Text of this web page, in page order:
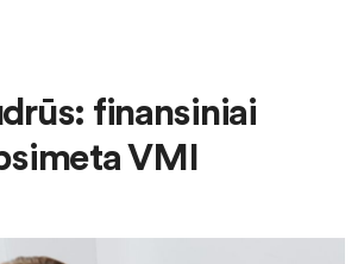
finansiniai
VMI